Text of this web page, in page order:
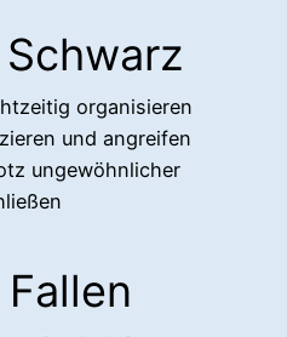
organisieren
und angreifen
ungewöhnlicher